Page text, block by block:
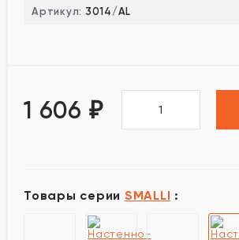
Артикул: 3014/AL
1 606 ₽
Товары серии SMALLI :